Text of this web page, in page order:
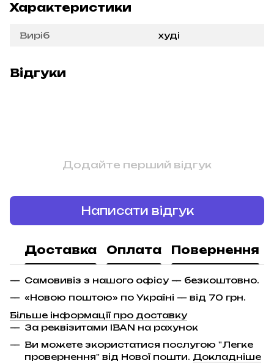
Характеристики
Виріб худі
Відгуки
Додайте перший відгук
Написати відгук
Доставка Оплата Повернення
Самовивіз з нашого офісу — безкоштовно.
«Новою поштою» по Україні — від 70 грн.
Більше інформації про доставку
За реквізитами IBAN на рахунок
Ви можете зкористатися послугою "Легке
провернення" від Нової пошти. Докладніше